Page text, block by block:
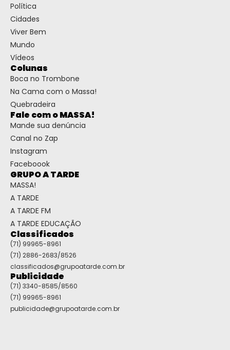
Política
Cidades
Viver Bem
Mundo
Vídeos
Colunas
Boca no Trombone
Na Cama com o Massa!
Quebradeira
Fale com o MASSA!
Mande sua denúncia
Canal no Zap
Instagram
Faceboook
GRUPO A TARDE
MASSA!
A TARDE
A TARDE FM
A TARDE EDUCAÇÃO
Classificados
(71) 99965-8961
(71) 2886-2683/8526
classificados@grupoatarde.com.br
Publicidade
(71) 3340-8585/8560
(71) 99965-8961
publicidade@grupoatarde.com.br